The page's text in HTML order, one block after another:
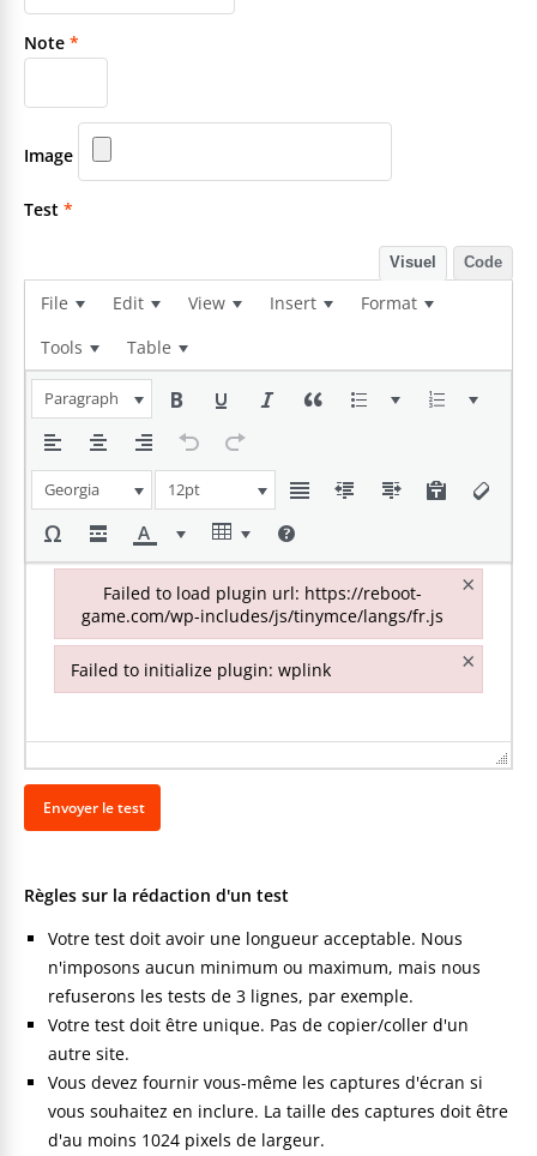
Note *
Image
Test *
Visuel Code
File Edit View Insert
Format
Tools
Table
Paragraph
Georgia 12pt
Règles sur la rédaction d'un test
Votre test doit avoir une longueur acceptable. Nous
n'imposons aucun minimum ou maximum, mais nous
refuserons les tests de 3 lignes, par exemple.
Votre test doit être unique. Pas de copier/coller d'un
autre site.
Vous devez fournir vous-même les captures d'écran si
vous souhaitez en inclure. La taille des captures doit être
d'au moins 1024 pixels de largeur.
Failed to load plugin url: https://reboot-
game.com/wp-includes/js/tinymce/langs/fr.js
×
Failed to load plugin url: https://reboot-game.com/wp-
Failed to initialize plugin: wplink
×
Failed to initialize plugin: wplink